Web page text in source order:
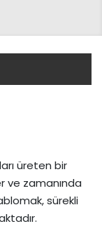
üreten bir
ve zamanında
sürekli